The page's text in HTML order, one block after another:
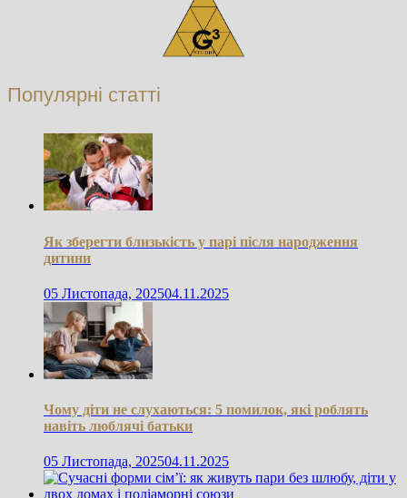
Популярні статті
Як зберегти близькість у парі після народження
дитини
05 Листопада, 202504.11.2025
Чому діти не слухаються: 5 помилок, які роблять
навіть люблячі батьки
05 Листопада, 202504.11.2025